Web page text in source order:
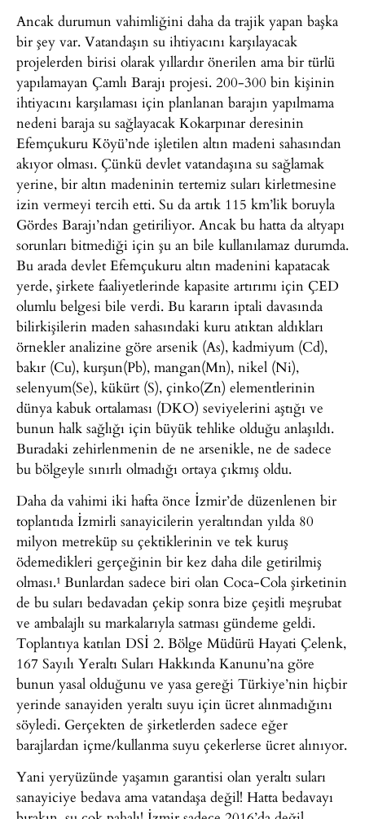
Ancak durumun vahimliğini daha da trajik yapan başka
bir şey var. Vatandaşın su ihtiyacını karşılayacak
projelerden birisi olarak yıllardır önerilen ama bir türlü
yapılamayan Çamlı Barajı projesi. 200-300 bin kişinin
ihtiyacını karşılaması için planlanan barajın yapılmama
nedeni baraja su sağlayacak Kokarpınar deresinin
Efemçukuru Köyü’nde işletilen altın madeni sahasından
akıyor olması. Çünkü devlet vatandaşına su sağlamak
yerine, bir altın madeninin tertemiz suları kirletmesine
izin vermeyi tercih etti. Su da artık 115 km’lik boruyla
Gördes Barajı’ndan getiriliyor. Ancak bu hatta da altyapı
sorunları bitmediği için şu an bile kullanılamaz durumda.
Bu arada devlet Efemçukuru altın madenini kapatacak
yerde, şirkete faaliyetlerinde kapasite artırımı için ÇED
olumlu belgesi bile verdi. Bu kararın iptali davasında
bilirkişilerin maden sahasındaki kuru atıktan aldıkları
örnekler analizine göre arsenik (As), kadmiyum (Cd),
bakır (Cu), kurşun(Pb), mangan(Mn), nikel (Ni),
selenyum(Se), kükürt (S), çinko(Zn) elementlerinin
dünya kabuk ortalaması (DKO) seviyelerini aştığı ve
bunun halk sağlığı için büyük tehlike olduğu anlaşıldı.
Buradaki zehirlenmenin de ne arsenikle, ne de sadece
bu bölgeyle sınırlı olmadığı ortaya çıkmış oldu.
Daha da vahimi iki hafta önce İzmir’de düzenlenen bir
toplantıda İzmirli sanayicilerin yeraltından yılda 80
milyon metreküp su çektiklerinin ve tek kuruş
ödemedikleri gerçeğinin bir kez daha dile getirilmiş
olması.¹ Bunlardan sadece biri olan Coca-Cola şirketinin
de bu suları bedavadan çekip sonra bize çeşitli meşrubat
ve ambalajlı su markalarıyla satması gündeme geldi.
Toplantıya katılan DSİ 2. Bölge Müdürü Hayati Çelenk,
167 Sayılı Yeraltı Suları Hakkında Kanunu’na göre
bunun yasal olduğunu ve yasa gereği Türkiye’nin hiçbir
yerinde sanayiden yeraltı suyu için ücret alınmadığını
söyledi. Gerçekten de şirketlerden sadece eğer
barajlardan içme/kullanma suyu çekerlerse ücret alınıyor.
Yani yeryüzünde yaşamın garantisi olan yeraltı suları
sanayiciye bedava ama vatandaşa değil! Hatta bedavayı